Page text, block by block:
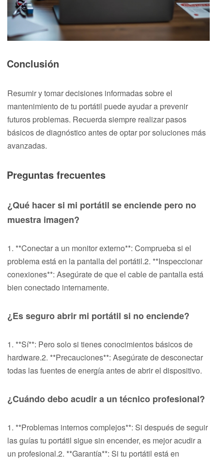
Conclusión
Resumir y tomar decisiones informadas sobre el
mantenimiento de tu portátil puede ayudar a prevenir
futuros problemas. Recuerda siempre realizar pasos
básicos de diagnóstico antes de optar por soluciones más
avanzadas.
Preguntas frecuentes
¿Qué hacer si mi portátil se enciende pero no
muestra imagen?
1. **Conectar a un monitor externo**: Comprueba si el
problema está en la pantalla del portátil.2. **Inspeccionar
conexiones**: Asegúrate de que el cable de pantalla está
bien conectado internamente.
¿Es seguro abrir mi portátil si no enciende?
1. **Sí**: Pero solo si tienes conocimientos básicos de
hardware.2. **Precauciones**: Asegúrate de desconectar
todas las fuentes de energía antes de abrir el dispositivo.
¿Cuándo debo acudir a un técnico profesional?
1. **Problemas internos complejos**: Si después de seguir
las guías tu portátil sigue sin encender, es mejor acudir a
un profesional.2. **Garantía**: Si tu portátil está en